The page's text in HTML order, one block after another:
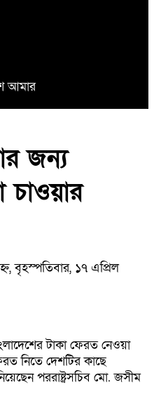
আমার
জন্য
চাওয়ার
১৭ এপ্রিল
টাকা ফেরত নেওয়া
নিতে দেশটির কাছে
পররাষ্ট্রসচিব মো. জসীম